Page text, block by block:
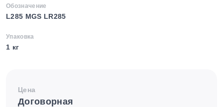
Обозначение
L285 MGS LR285
Упаковка
1 кг
Цена
Договорная